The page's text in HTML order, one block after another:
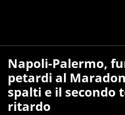
Napoli-Palermo,
petardi al
spalti e il secondo
ritardo